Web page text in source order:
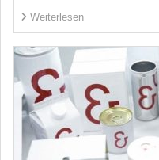
Weiterlesen